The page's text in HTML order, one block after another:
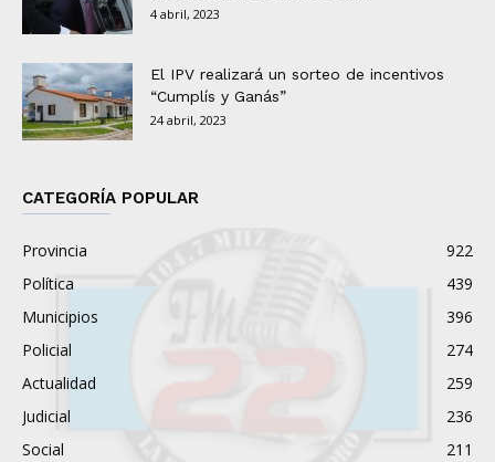
4 abril, 2023
El IPV realizará un sorteo de incentivos
“Cumplís y Ganás”
24 abril, 2023
CATEGORÍA POPULAR
Provincia
922
Política
439
Municipios
396
Policial
274
Actualidad
259
Judicial
236
Social
211